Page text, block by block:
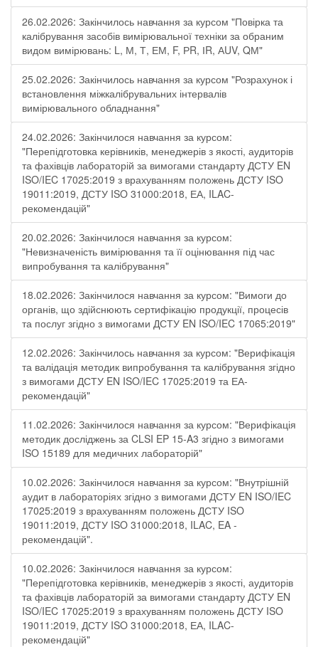
26.02.2026: Закінчилось навчання за курсом "Повірка та
калібрування засобів вимірювальної техніки за обраним
видом вимірювань: L, М, Т, ЕМ, F, РR, ІR, АUV, QМ"
25.02.2026: Закінчилось навчання за курсом "Розрахунок і
встановлення міжкалібрувальних інтервалів
вимірювального обладнання"
24.02.2026: Закінчилося навчання за курсом:
"Перепідготовка керівників, менеджерів з якості, аудиторів
та фахівців лабораторій за вимогами стандарту ДСТУ EN
ISO/IEC 17025:2019 з врахуванням положень ДСТУ ISO
19011:2019, ДСТУ ISO 31000:2018, ЕА, ILAC-
рекомендацій"
20.02.2026: Закінчилося навчання за курсом:
"Невизначеність вимірювання та її оцінювання під час
випробування та калібрування"
18.02.2026: Закінчилося навчання за курсом: "Вимоги до
органів, що здійснюють сертифікацію продукції, процесів
та послуг згідно з вимогами ДСТУ EN ISO/IEC 17065:2019"
12.02.2026: Закінчилось навчання за курсом: "Верифікація
та валідація методик випробування та калібрування згідно
з вимогами ДСТУ EN ISO/IEC 17025:2019 та ЕА-
рекомендацій"
11.02.2026: Закінчилося навчання за курсом: "Верифікація
методик досліджень за CLSI EP 15-A3 згідно з вимогами
ISO 15189 для медичних лабораторій"
10.02.2026: Закінчилося навчання за курсом: "Внутрішній
аудит в лабораторіях згідно з вимогами ДСТУ EN ISO/IEC
17025:2019 з врахуванням положень ДСТУ ISO
19011:2019, ДСТУ ISO 31000:2018, ILAC, EA -
рекомендацій".
10.02.2026: Закінчилося навчання за курсом:
"Перепідготовка керівників, менеджерів з якості, аудиторів
та фахівців лабораторій за вимогами стандарту ДСТУ EN
ISO/IEC 17025:2019 з врахуванням положень ДСТУ ISO
19011:2019, ДСТУ ISO 31000:2018, ЕА, ILAC-
рекомендацій"